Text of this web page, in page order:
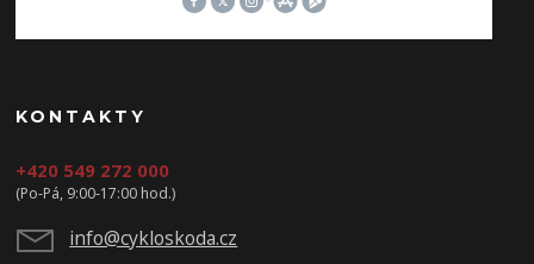
KONTAKTY
+420 549 272 000
(Po-Pá, 9:00-17:00 hod.)
info@cykloskoda.cz